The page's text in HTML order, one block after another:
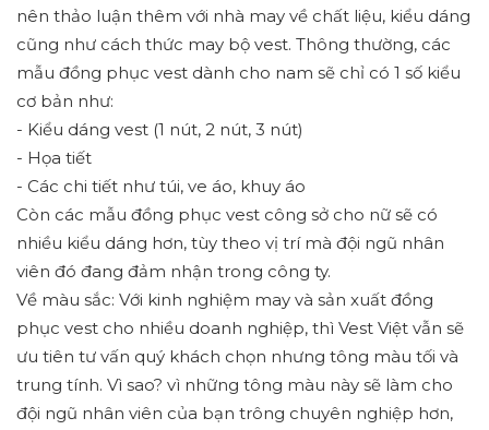
nên thảo luận thêm với nhà may về chất liệu, kiểu dáng
cũng như cách thức may bộ vest. Thông thường, các
mẫu đồng phục vest dành cho nam sẽ chỉ có 1 số kiểu
cơ bản như:
- Kiểu dáng vest (1 nút, 2 nút, 3 nút)
- Họa tiết
- Các chi tiết như túi, ve áo, khuy áo
Còn các mẫu đồng phục vest công sở cho nữ sẽ có
nhiều kiểu dáng hơn, tùy theo vị trí mà đội ngũ nhân
viên đó đang đảm nhận trong công ty.
Về màu sắc: Với kinh nghiệm may và sản xuất đồng
phục vest cho nhiều doanh nghiệp, thì Vest Việt vẫn sẽ
ưu tiên tư vấn quý khách chọn nhưng tông màu tối và
trung tính. Vì sao? vì những tông màu này sẽ làm cho
đội ngũ nhân viên của bạn trông chuyên nghiệp hơn,